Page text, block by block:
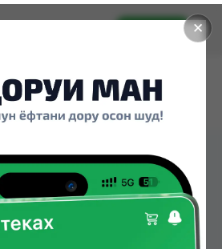
✕
Установить
ЭЛАСТ